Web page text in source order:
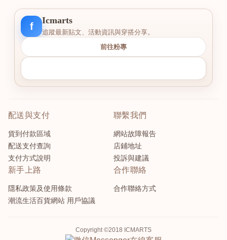
f
Icmarts
追蹤最新貼文、活動資訊與穿搭分享。
前往粉專
配送與支付
貨到付款區域
配送支付查詢
支付方式說明
聯繫我們
網站故障報告
店鋪地址
投訴與建議
新手上路
隱私政策及使用條款
潮流生活百貨網站 用戶協議
合作聯絡
合作聯絡方式
Copyright ©2018 ICMARTS